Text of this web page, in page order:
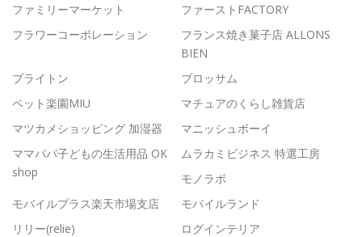
ファミリーマーケット
ファーストFACTORY
フラワーコーポレーション
フランス焼き菓子店 ALLONS
BIEN
ブライトン
ブロッサム
ペット楽園MIU
マチュアのくらし雑貨店
マツカメショッピング 加湿器
マニッシュボーイ
ママパパ子どもの生活用品 OK
shop
ムラカミビジネス 特選工房
モノラボ
モバイルプラス楽天市場支店
モバイルランド
リリー(relie)
ログインテリア